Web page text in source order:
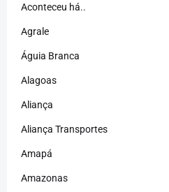
Aconteceu há..
Agrale
Águia Branca
Alagoas
Aliança
Aliança Transportes
Amapá
Amazonas